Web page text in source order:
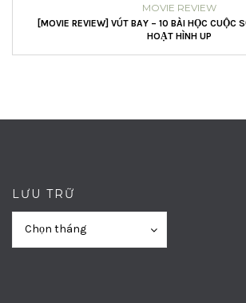
MOVIE REVIEW
[MOVIE REVIEW] VÚT BAY – 10 BÀI HỌC CUỘC
HOẠT HÌNH UP
LƯU TRỮ
Chọn tháng